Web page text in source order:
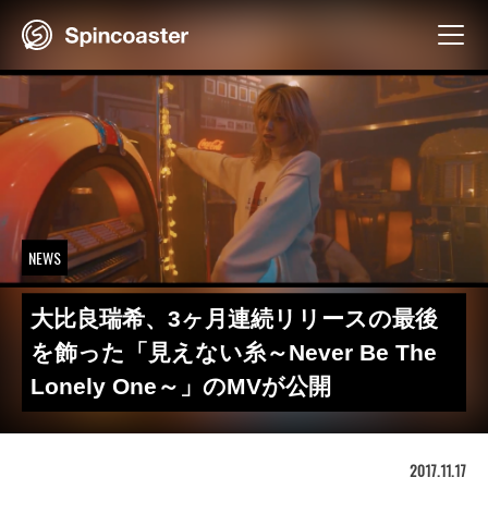
NEWS
大比良瑞希、3ヶ月連続リリースの最後
を飾った「見えない糸～Never Be The
Lonely One～」のMVが公開
2017.11.17